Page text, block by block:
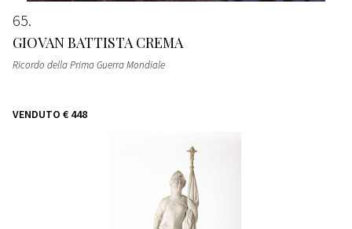
65
GIOVAN BATTISTA CREMA
Ricordo della Prima Guerra Mondiale
VENDUTO € 448